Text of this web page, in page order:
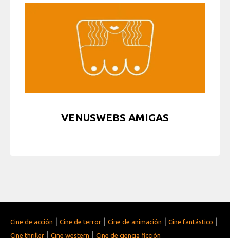
VENUSWEBS AMIGAS
Cine de acción Cine de terror Cine de animación Cine fantástico
Cine thriller Cine western Cine de ciencia ficción